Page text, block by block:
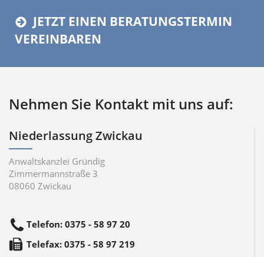
JETZT EINEN BERATUNGSTERMIN
VEREINBAREN
Nehmen Sie Kontakt mit uns auf:
Niederlassung Zwickau
Anwaltskanzlei Gründig
Zimmermannstraße 3
08060 Zwickau
Telefon: 0375 - 58 97 20
Telefax: 0375 - 58 97 219